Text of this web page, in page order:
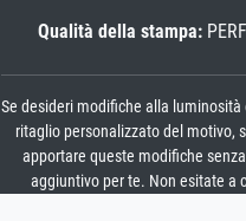
Qualità della stampa:
Se desideri modifiche alla luminosità
ritaglio personalizzato del motivo,
apportare queste modifiche
aggiuntivo per te. Non esitate a